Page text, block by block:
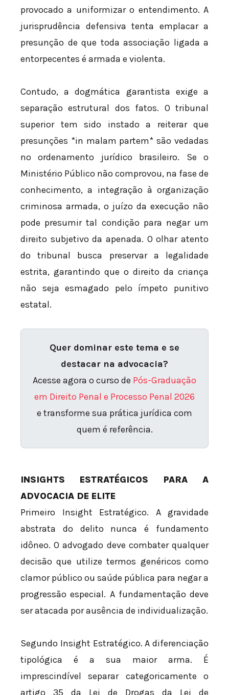
provocado a uniformizar o entendimento. A
jurisprudência defensiva tenta emplacar a
presunção de que toda associação ligada a
entorpecentes é armada e violenta.
Contudo, a dogmática garantista exige a
separação estrutural dos fatos. O tribunal
superior tem sido instado a reiterar que
presunções *in malam partem* são vedadas
no ordenamento jurídico brasileiro. Se o
Ministério Público não comprovou, na fase de
conhecimento, a integração à organização
criminosa armada, o juízo da execução não
pode presumir tal condição para negar um
direito subjetivo da apenada. O olhar atento
do tribunal busca preservar a legalidade
estrita, garantindo que o direito da criança
não seja esmagado pelo ímpeto punitivo
estatal.
Quer dominar este tema e se
destacar na advocacia?
Acesse agora o curso de Pós-Graduação
em Direito Penal e Processo Penal 2026
e transforme sua prática jurídica com
quem é referência.
INSIGHTS ESTRATÉGICOS PARA A
ADVOCACIA DE ELITE
Primeiro Insight Estratégico. A gravidade
abstrata do delito nunca é fundamento
idôneo. O advogado deve combater qualquer
decisão que utilize termos genéricos como
clamor público ou saúde pública para negar a
progressão especial. A fundamentação deve
ser atacada por ausência de individualização.
Segundo Insight Estratégico. A diferenciação
tipológica é a sua maior arma. É
imprescindível separar categoricamente o
artigo 35 da Lei de Drogas da Lei de